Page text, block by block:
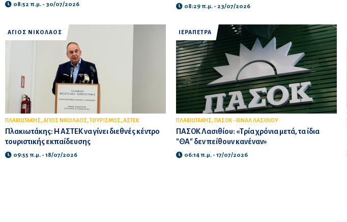
08:52 π.μ. - 30/07/2026 08:29 π.μ. - 23/07/2026
ΑΓΙΟΣ ΝΙΚΟΛΑΟΣ
ΠΛΑΚΙΩΤΑΚΗΣ,ΑΓΙΟΣ ΝΙΚΟΛΑΟΣ,ΤΟΥΡΙΣΜΟΣ,ΑΣΤΕΚ
Πλακιωτάκης: Η ΑΣΤΕΚ να γίνει διεθνές κέντρο
τουριστικής εκπαίδευσης
09:55 π.μ. - 18/07/2026
ΙΕΡΑΠΕΤΡΑ
ΠΛΑΚΙΩΤΑΚΗΣ, ΠΑΣΟΚ - ΚΙΝΑΛ ΛΑΣΙΘΙΟΥ
ΠΑΣΟΚ Λασιθίου: «Τρία χρόνια μετά, τα ίδια
"ΘΑ" δεν πείθουν κανέναν»
06:14 π.μ. - 17/07/2026